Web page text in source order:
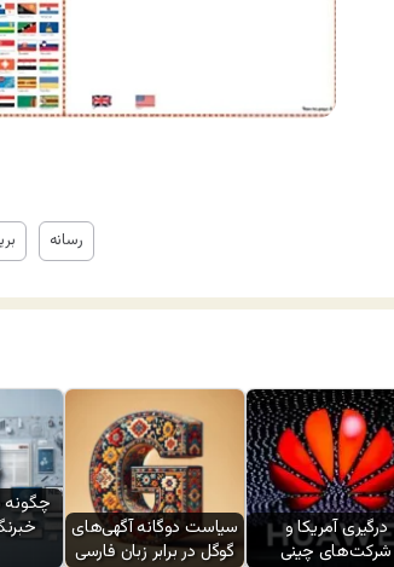
رسانه
سیاست دوگانه آگهی‌های
گوگل در برابر زبان فارسی
درگیری آمریکا و
شرکت‌های چینی